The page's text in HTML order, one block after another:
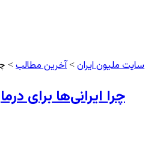
سایت ملیون ایران >آخرین مطالب >
چرا ایرانی‌ها برای